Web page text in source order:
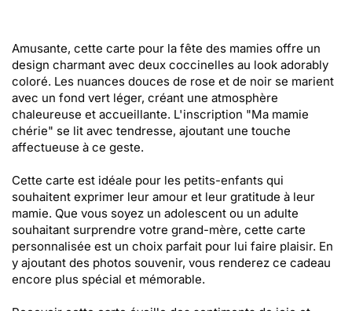
Amusante, cette carte pour la fête des mamies offre un
design charmant avec deux coccinelles au look adorably
coloré. Les nuances douces de rose et de noir se marient
avec un fond vert léger, créant une atmosphère
chaleureuse et accueillante. L'inscription "Ma mamie
chérie" se lit avec tendresse, ajoutant une touche
affectueuse à ce geste.
Cette carte est idéale pour les petits-enfants qui
souhaitent exprimer leur amour et leur gratitude à leur
mamie. Que vous soyez un adolescent ou un adulte
souhaitant surprendre votre grand-mère, cette carte
personnalisée est un choix parfait pour lui faire plaisir. En
y ajoutant des photos souvenir, vous renderez ce cadeau
encore plus spécial et mémorable.